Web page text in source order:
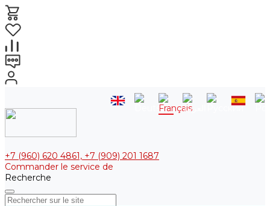
+7 (960) 620 4861, +7 (909) 201 1687
Commander le service de
Recherche